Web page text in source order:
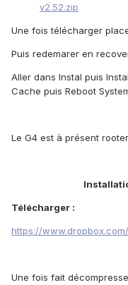
v2.52.zip
Une fois télécharger
Puis redemarer en
Aller dans Instal puis
Cache puis Reboot
Le G4 est à présent rooter
Télécharger :
https://
Une fois fait